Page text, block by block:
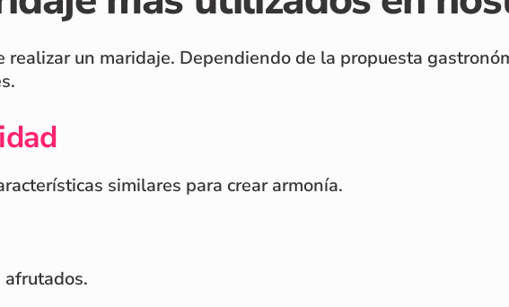
realizar un maridaje. Dependiendo de la propuesta
similares para crear armonía.
afrutados.